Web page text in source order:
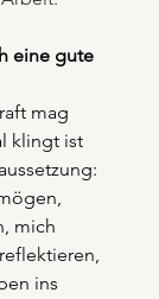
eine gute
mag
klingt ist
mich
ins